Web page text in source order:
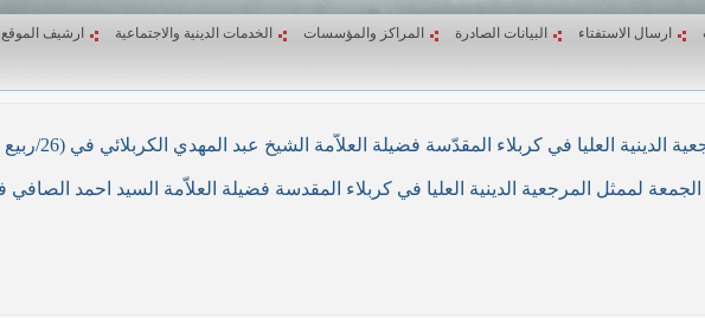
ارسال الاستفتاء البيانات الصادرة المراكز والمؤسسات الخدمات الدينية والاجتماعية ارشيف الموقع
المقدّسة فضيلة العلاّمة الشيخ عبد المهدي الكربلائي في (26/ربيع الأول/1439هـ) الموافق (15/12/2017م)